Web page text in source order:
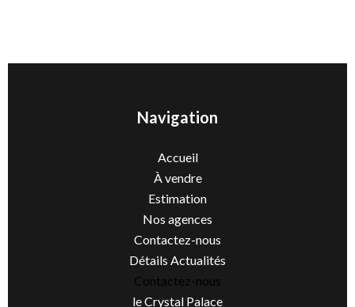
Navigation
Accueil
À vendre
Estimation
Nos agences
Contactez-nous
Détails Actualités
Contactez-nous
le Crystal Palace